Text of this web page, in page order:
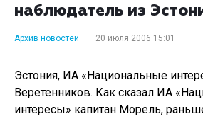
наблюдатель из
Архив новостей 20 июля 2006 15:01
Эстония, ИА «Национальные
Веретенников. Как сказал ИА
интересы» капитан Морель,